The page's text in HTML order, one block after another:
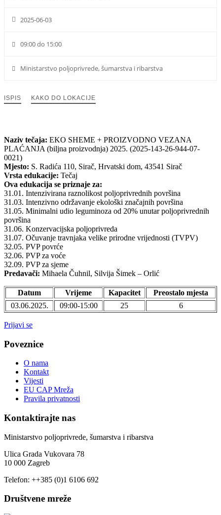
2025-06-03
09:00 do 15:00
Ministarstvo poljoprivrede, šumarstva i ribarstva
ISPIS KAKO DO LOKACIJE
Naziv tečaja: EKO SHEME + PROIZVODNO VEZANA
PLAĆANJA (biljna proizvodnja) 2025. (2025-143-26-944-07-
0021)
Mjesto: S. Radića 110, Sirač, Hrvatski dom, 43541 Sirač
Vrsta edukacije: Tečaj
Ova edukacija se priznaje za:
31.01. Intenzivirana raznolikost poljoprivrednih površina
31.03. Intenzivno održavanje ekološki značajnih površina
31.05. Minimalni udio leguminoza od 20% unutar poljoprivrednih
površina
31.06. Konzervacijska poljoprivreda
31.07. Očuvanje travnjaka velike prirodne vrijednosti (TVPV)
32.05. PVP povrće
32.06. PVP za voće
32.09. PVP za sjeme
Predavači: Mihaela Čuhnil, Silvija Šimek – Orlić
Datum Vrijeme Kapacitet
Preostalo mjesta
03.06.2025.
09:00-15:00 25 6
Prijavi se
Poveznice
O nama
Kontakt
Vijesti
EU CAP Mreža
Pravila privatnosti
Kontaktirajte nas
Ministarstvo poljoprivrede, šumarstva i ribarstva
Ulica Grada Vukovara 78
10 000 Zagreb
Telefon: ++385 (0)1 6106 692
Društvene mreže